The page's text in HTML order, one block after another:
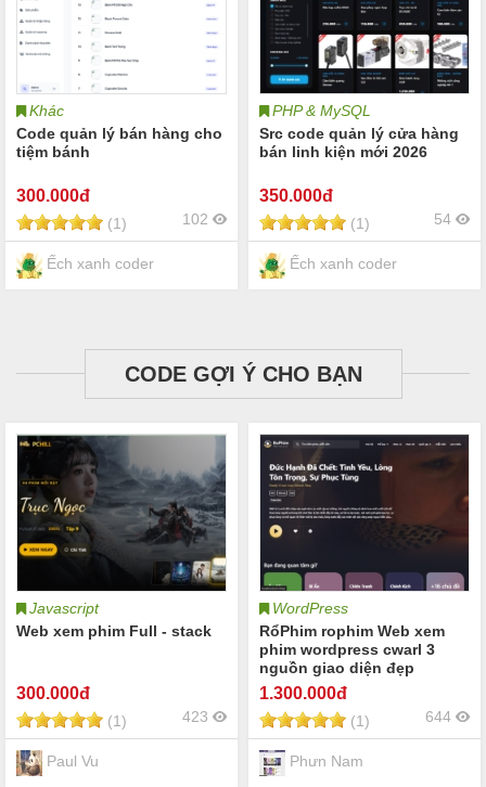
Khác
Code quản lý bán hàng cho
tiệm bánh
300.000đ
(1) 102
Ếch xanh coder
PHP & MySQL
Src code quản lý cửa hàng
bán linh kiện mới 2026
350.000đ
(1) 54
Ếch xanh coder
CODE GỢI Ý CHO BẠN
Javascript
Web xem phim Full - stack
300.000đ
(1) 423
Paul Vu
WordPress
RổPhim rophim Web xem
phim wordpress cwarl 3
nguồn giao diện đẹp
1.300.000đ
(1) 644
Phưn Nam